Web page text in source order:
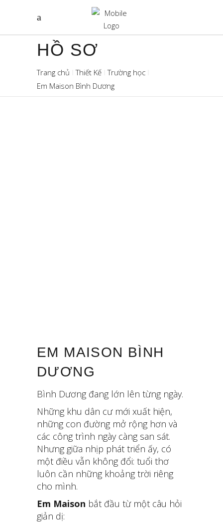
HỒ SƠ
Trang chủ Thiết Kế Trường học
Em Maison Bình Dương
EM MAISON BÌNH
DƯƠNG
Bình Dương đang lớn lên từng ngày.
Những khu dân cư mới xuất hiện,
những con đường mở rộng hơn và
các công trình ngày càng san sát.
Nhưng giữa nhịp phát triển ấy, có
một điều vẫn không đổi: tuổi thơ
luôn cần những khoảng trời riêng
cho mình.
Em Maison bắt đầu từ một câu hỏi
giản dị: